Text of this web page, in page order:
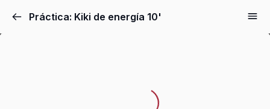
Práctica: Kiki de energía 10'